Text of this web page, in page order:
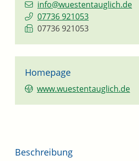
info@wuestentauglich.de
07736 921053
07736 921053
Homepage
www.wuestentauglich.de
Beschreibung